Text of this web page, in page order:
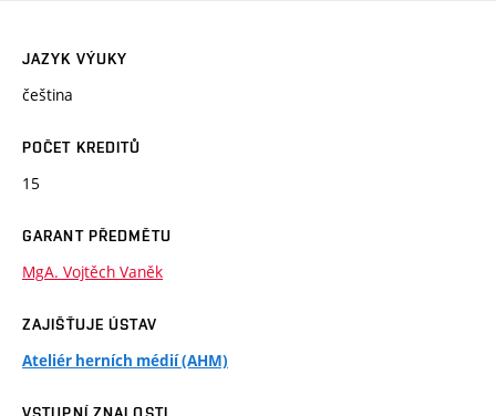
JAZYK VÝUKY
čeština
POČET KREDITŮ
15
GARANT PŘEDMĚTU
MgA. Vojtěch Vaněk
ZAJIŠŤUJE ÚSTAV
Ateliér herních médií (AHM)